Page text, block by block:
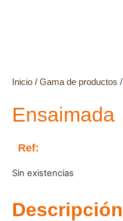
Inicio / Gama de productos /
Ensaimada
Ref:
Sin existencias
Descripción